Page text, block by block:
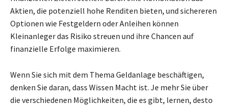
Aktien, die potenziell hohe Renditen bieten, und sichereren
Optionen wie Festgeldern oder Anleihen können
Kleinanleger das Risiko streuen und ihre Chancen auf
finanzielle Erfolge maximieren.
Wenn Sie sich mit dem Thema Geldanlage beschäftigen,
denken Sie daran, dass Wissen Macht ist. Je mehr Sie über
die verschiedenen Möglichkeiten, die es gibt, lernen, desto